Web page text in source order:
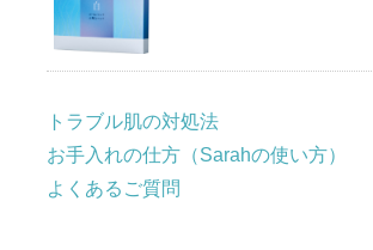
トラブル肌の対処法
お手入れの仕方（Sarahの使い方）
よくあるご質問